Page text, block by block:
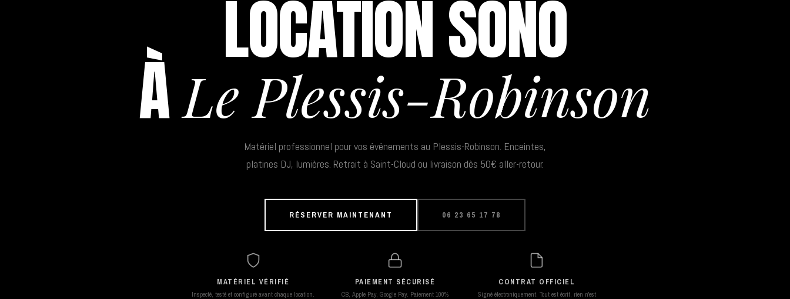
LOCATION SONO
ÀLe Plessis-Robinson
Matériel professionnel pour vos événements au Plessis-Robinson. Enceintes,
platines DJ, lumières. Retrait à Saint-Cloud ou livraison dès 50€ aller-retour.
RÉSERVER MAINTENANT 06 23 65 17 78
MATÉRIEL VÉRIFIÉ
Inspecté, testé et configuré avant chaque location.
PAIEMENT SÉCURISÉ
CB, Apple Pay, Google Pay. Paiement 100%
CONTRAT OFFICIEL
Signé électroniquement. Tout est écrit, rien n'est